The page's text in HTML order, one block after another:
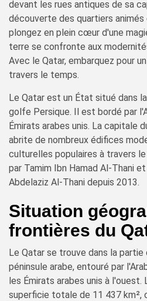
devant les rues antiques de sa
découverte des quartiers
plongez en plein cœur d'une
terre se confronte aux
Avec le Qatar, embarquez pour
travers le temps.
Le Qatar est un État situé dans
golfe Persique. Il est bordé par
Émirats arabes unis. La capitale
abrite de nombreux édifices
culturelles populaires à travers
par Tamim Ibn Hamad Al-Thani
Abdelaziz Al-Thani depuis 2013.
Situation
frontières du
Le Qatar se trouve dans la
péninsule arabe, entouré par
les Émirats arabes unis à l'ouest.
superficie totale de 11 437 km²,